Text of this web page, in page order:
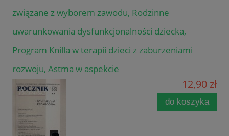
związane z wyborem zawodu, Rodzinne
uwarunkowania dysfunkcjonalności dziecka,
Program Knilla w terapii dzieci z zaburzeniami
rozwoju, Astma w aspekcie
12,90 zł
do koszyka